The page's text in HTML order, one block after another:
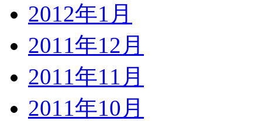
2012年1月
2011年12月
2011年11月
2011年10月